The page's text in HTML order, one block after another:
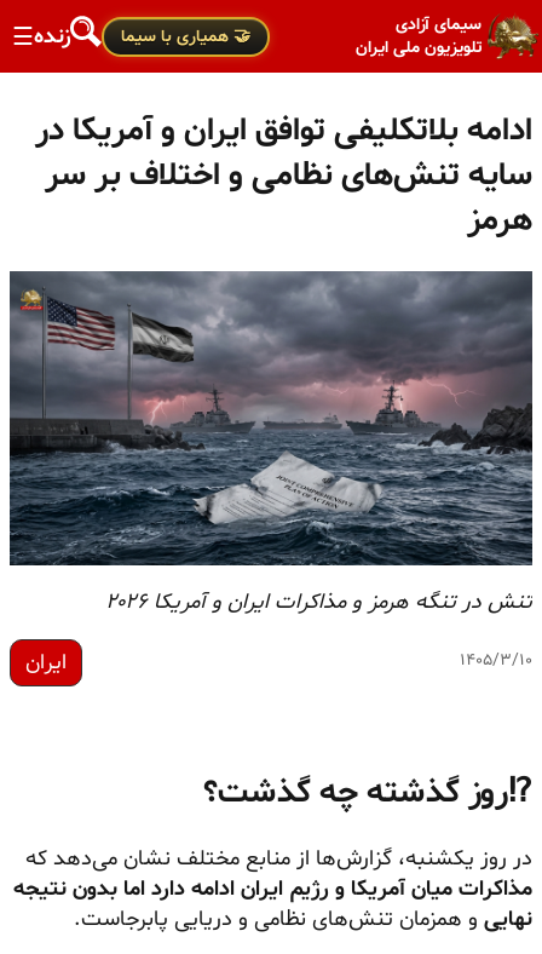
سیمای آزادی
تلویزیون ملی ایران
🤝 همیاری با سیما زنده☰
ادامه بلاتکلیفی توافق ایران و آمریکا در
سایه تنش‌های نظامی و اختلاف بر سر
هرمز
تنش در تنگه هرمز و مذاکرات ایران و آمریکا ۲۰۲۶
۱۴۰۵/۳/۱۰ ایران
⁉️روز گذشته چه گذشت؟
در روز یکشنبه، گزارش‌ها از منابع مختلف نشان می‌دهد که
مذاکرات میان آمریکا و رژیم ایران ادامه دارد اما بدون نتیجه
نهایی و همزمان تنش‌های نظامی و دریایی پابرجاست.